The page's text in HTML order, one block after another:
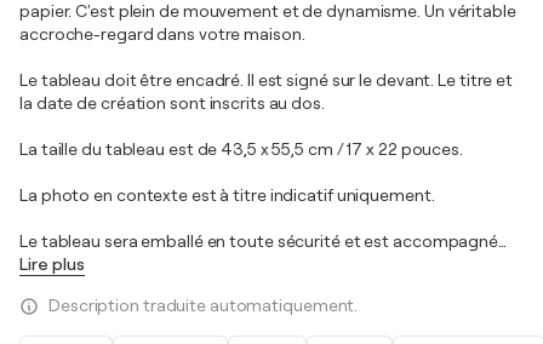
papier. C'est plein de mouvement et de dynamisme. Un véritable
accroche-regard dans votre maison.
Le tableau doit être encadré. Il est signé sur le devant. Le titre et
la date de création sont inscrits au dos.
La taille du tableau est de 43,5 x 55,5 cm / 17 x 22 pouces.
La photo en contexte est à titre indicatif uniquement.
Le tableau sera emballé en toute sécurité et est accompagné
Lire plus
Description traduite automatiquement.